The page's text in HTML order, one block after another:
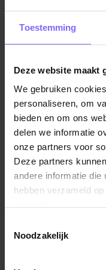
Toestemming
Deze website maakt
We gebruiken
personaliseren, om
bieden en om ons
delen we informatie
onze partners voor
Deze partners
andere informatie
hebben verzameld
Noodzakelijk
Keutenberg,
beslaat het gebied
Vacatures in
werkgelegenheid